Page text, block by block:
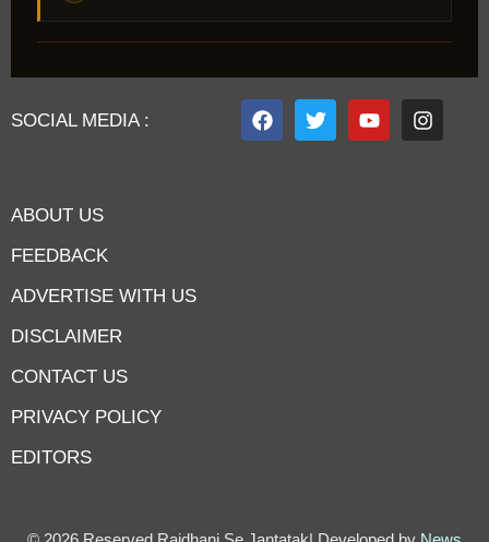
SOCIAL MEDIA :
ABOUT US
FEEDBACK
ADVERTISE WITH US
DISCLAIMER
CONTACT US
PRIVACY POLICY
EDITORS